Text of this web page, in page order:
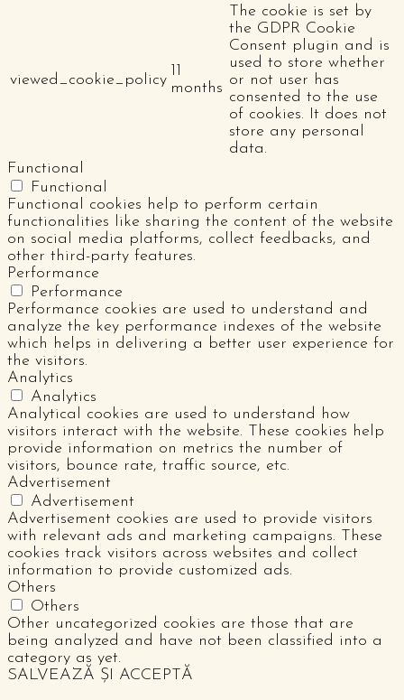
viewed_cookie_policy
11
months
The cookie is set by
the GDPR Cookie
Consent plugin and is
used to store whether
or not user has
consented to the use
of cookies. It does not
store any personal
data.
Functional
Functional
Functional cookies help to perform certain
functionalities like sharing the content of the website
on social media platforms, collect feedbacks, and
other third-party features.
Performance
Performance
Performance cookies are used to understand and
analyze the key performance indexes of the website
which helps in delivering a better user experience for
the visitors.
Analytics
Analytics
Analytical cookies are used to understand how
visitors interact with the website. These cookies help
provide information on metrics the number of
visitors, bounce rate, traffic source, etc.
Advertisement
Advertisement
Advertisement cookies are used to provide visitors
with relevant ads and marketing campaigns. These
cookies track visitors across websites and collect
information to provide customized ads.
Others
Others
Other uncategorized cookies are those that are
being analyzed and have not been classified into a
category as yet.
SALVEAZĂ ȘI ACCEPTĂ